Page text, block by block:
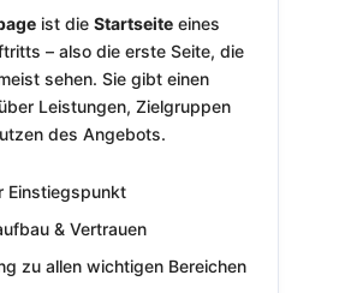
ist die Startseiteeines
– also die erste Seite, die
sehen. Sie gibt einen
Leistungen, Zielgruppen
des Angebots.
Einstiegspunkt
& Vertrauen
zu allen wichtigen Bereichen